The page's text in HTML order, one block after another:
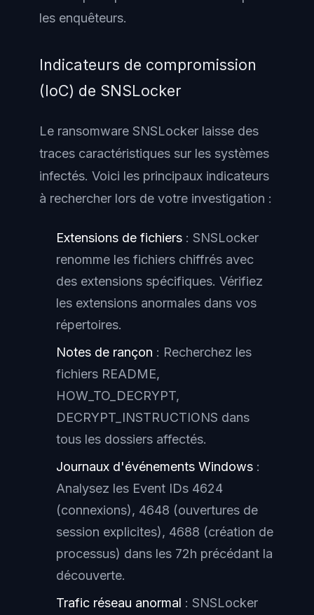
les enquêteurs.
Indicateurs de compromission
(IoC) de SNSLocker
Le ransomware SNSLocker laisse des
traces caractéristiques sur les systèmes
infectés. Voici les principaux indicateurs
à rechercher lors de votre investigation :
Extensions de fichiers : SNSLocker
renomme les fichiers chiffrés avec
des extensions spécifiques. Vérifiez
les extensions anormales dans vos
répertoires.
Notes de rançon : Recherchez les
fichiers README,
HOW_TO_DECRYPT,
DECRYPT_INSTRUCTIONS dans
tous les dossiers affectés.
Journaux d'événements Windows :
Analysez les Event IDs 4624
(connexions), 4648 (ouvertures de
session explicites), 4688 (création de
processus) dans les 72h précédant la
découverte.
Trafic réseau anormal : SNSLocker